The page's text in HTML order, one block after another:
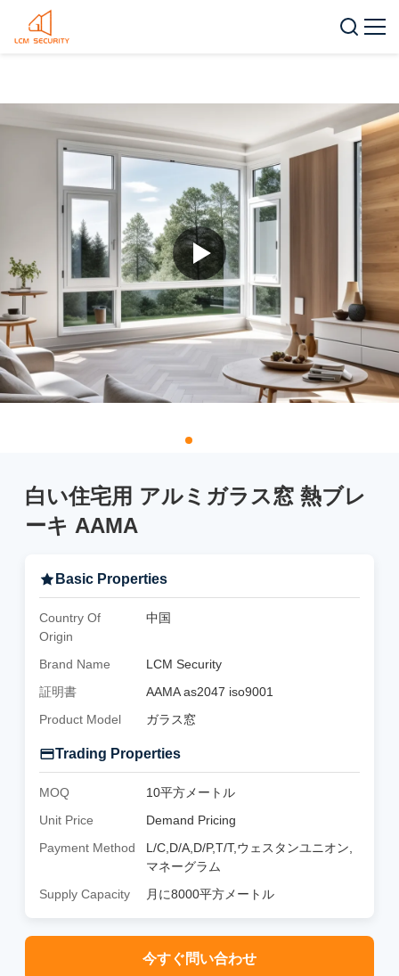
白い住宅用 アルミガラス窓 熱ブレ
ーキ AAMA
Basic Properties
Country Of
Origin
中国
Brand Name
LCM Security
証明書
AAMA as2047 iso9001
Product Model
ガラス窓
Trading Properties
MOQ
10平方メートル
Unit Price
Demand Pricing
Payment Method
L/C,D/A,D/P,T/T,ウェスタンユニオン,
マネーグラム
Supply Capacity
月に8000平方メートル
今すぐ問い合わせ